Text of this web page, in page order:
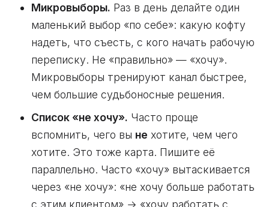
Микровыборы. Раз в день делайте один
маленький выбор «по себе»: какую кофту
надеть, что съесть, с кого начать рабочую
переписку. Не «правильно» — «хочу».
Микровыборы тренируют канал быстрее,
чем большие судьбоносные решения.
Список «не хочу». Часто проще
вспомнить, чего вы не хотите, чем чего
хотите. Это тоже карта. Пишите её
параллельно. Часто «хочу» вытаскивается
через «не хочу»: «не хочу больше работать